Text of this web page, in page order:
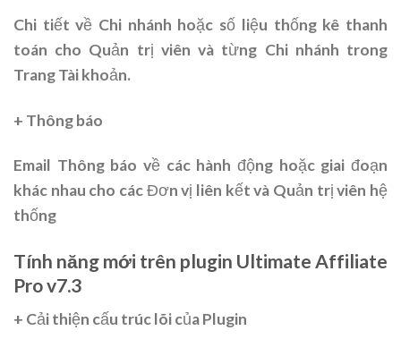
Chi tiết về Chi nhánh hoặc số liệu thống kê thanh
toán cho Quản trị viên và từng Chi nhánh trong
Trang Tài khoản.
+ Thông báo
Email Thông báo về các hành động hoặc giai đoạn
khác nhau cho các Đơn vị liên kết và Quản trị viên hệ
thống
Tính năng mới trên plugin Ultimate Affiliate
Pro v7.3
+ Cải thiện cấu trúc lõi của Plugin